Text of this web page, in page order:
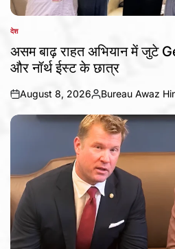
POSTED
देश
असम बाढ़ राहत अभियान में जुटे
और नॉर्थ ईस्ट के छात्र
on
August 8, 2026
Posted
by
Bureau Awaz